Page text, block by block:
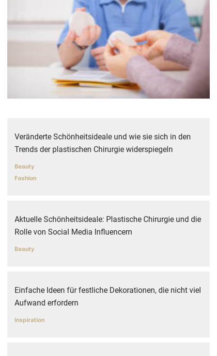
Veränderte Schönheitsideale und wie sie sich in den
Trends der plastischen Chirurgie widerspiegeln
Beauty
Fashion
Aktuelle Schönheitsideale: Plastische Chirurgie und die
Rolle von Social Media Influencern
Beauty
Einfache Ideen für festliche Dekorationen, die nicht viel
Aufwand erfordern
Inspiration